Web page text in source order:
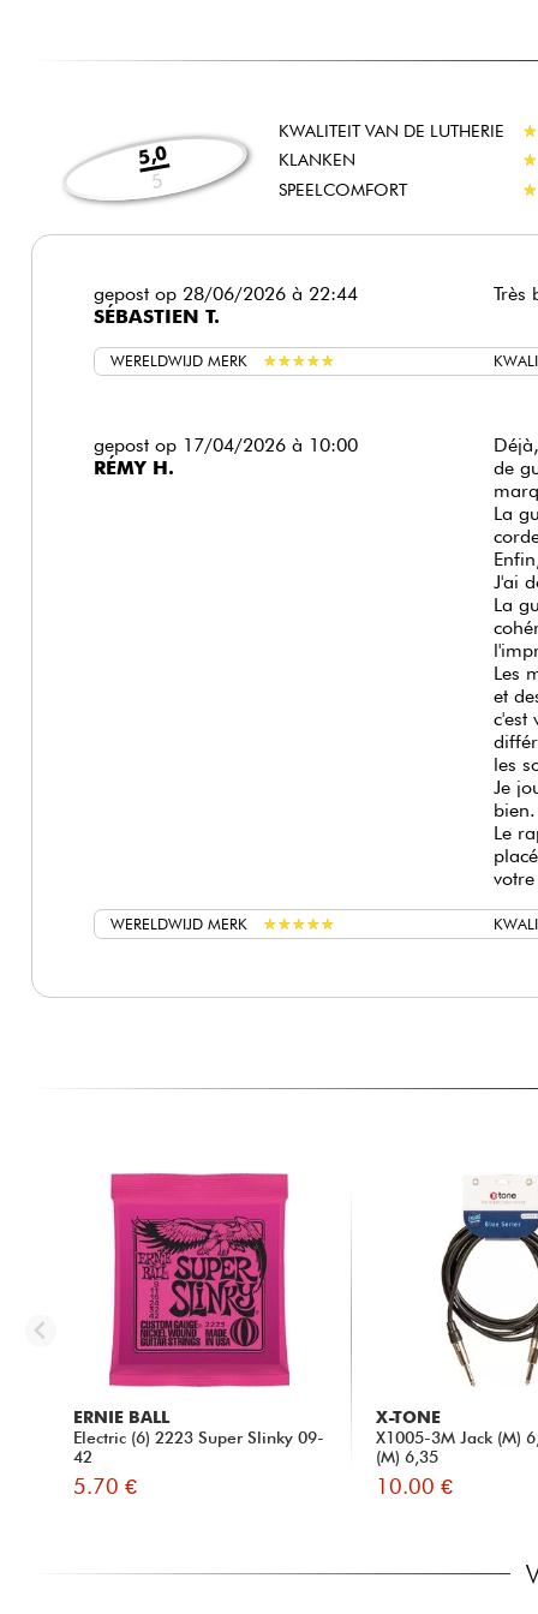
5,0
5
KWALITEIT VAN DE LUTHERIE ★
★
KLANKEN
★
★
SPEELCOMFORT
★
★
gepost op 28/06/2026 à 22:44
SÉBASTIEN T.
Très
WERELDWIJD MERK ★★★★★
★★★★★
gepost op 17/04/2026 à 10:00
RÉMY H.
de
La
J'ai
La
Les
et
c'est
les
Je
Le
WERELDWIJD MERK ★★★★★
★★★★★
ERNIE BALL
Electric (6) 2223 Super Slinky 09-
42
5.70 €
X-TONE
X1005-3M Jack (M)
(M) 6,35
10.00 €